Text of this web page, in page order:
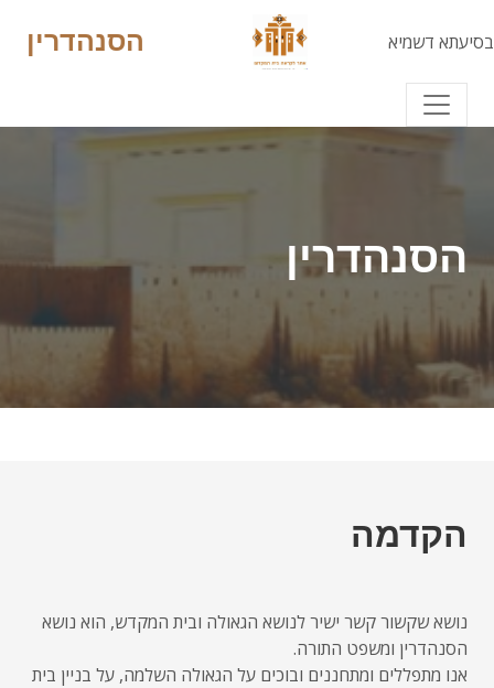
בסיעתא דשמיא הסנהדרין
הסנהדרין
הקדמה
נושא שקשור קשר ישיר לנושא הגאולה ובית המקדש, הוא נושא
הסנהדרין ומשפט התורה.
אנו מתפללים ומתחננים ובוכים על הגאולה השלמה, על בניין בית